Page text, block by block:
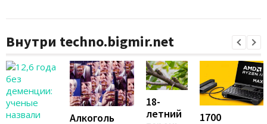
Внутри techno.bigmir.net
Алкоголь
18-
летний
1700